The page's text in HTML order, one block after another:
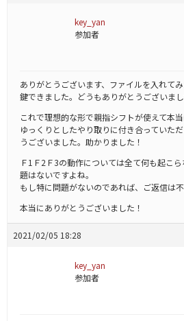
key_yan
参加者
ありがとうございます、ファイルを入れて
鍵できました。どうもありがとうございまし
これで理想的な形で親指シフトが使えて本当
ゆっくりとしたやり取りに付き合っていた
うございました。助かりました！
Ｆ1Ｆ2Ｆ3の動作については全て何も起こ
題はないですよね。
もし特に問題がないのであれば、ご返信は
本当にありがとうございました！
2021/02/05 18:28
key_yan
参加者